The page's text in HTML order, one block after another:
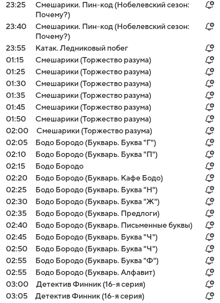
23:25
Смешарики. Пин-код (Нобелевский сезон:
Почему?)
23:40
Смешарики. Пин-код (Нобелевский сезон:
Почему?)
23:55
Катак. Ледниковый побег
01:15
Смешарики (Торжество разума)
01:25
Смешарики (Торжество разума)
01:30
Смешарики (Торжество разума)
01:35
Смешарики (Торжество разума)
01:45
Смешарики (Торжество разума)
01:50
Смешарики (Торжество разума)
02:00
Смешарики (Торжество разума)
02:05
Бодо Бородо (Букварь. Буква "Г")
02:10
Бодо Бородо (Букварь. Буква "П")
02:15
Бодо Бородо
02:20
Бодо Бородо (Букварь. Кафе Бодо)
02:25
Бодо Бородо (Букварь. Буква "Н")
02:30
Бодо Бородо (Букварь. Буква "Ж")
02:35
Бодо Бородо (Букварь. Предлоги)
02:40
Бодо Бородо (Букварь. Письменные буквы)
02:45
Бодо Бородо (Букварь. Буква "Ч")
02:50
Бодо Бородо (Букварь. Буква "Ч")
02:55
Бодо Бородо (Букварь. Буква "Ф")
02:55
Бодо Бородо (Букварь. Алфавит)
03:00
Детектив Финник (16-я серия)
03:05
Детектив Финник (16-я серия)